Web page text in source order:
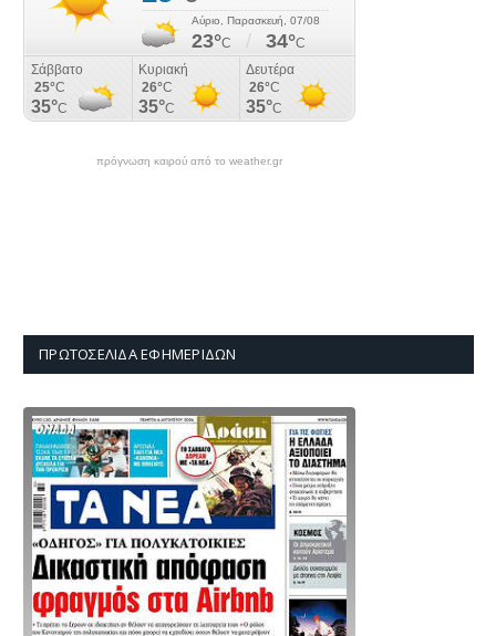
πρόγνωση καιρού από το weather.gr
ΠΡΩΤΟΣΈΛΙΔΑ ΕΦΗΜΕΡΊΔΩΝ